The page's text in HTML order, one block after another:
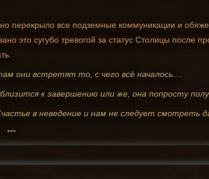
перекрыло все подземные коммуникации и
это сугубо тревогой за статус Столицы после
они встретят то, с чего всё началось....
к завершению или же, она попросту
в неведение и нам не следует смотреть